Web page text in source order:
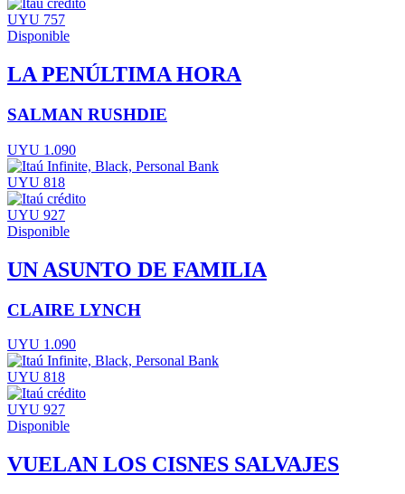
UYU 757
Disponible
LA PENÚLTIMA HORA
SALMAN RUSHDIE
UYU 1.090
UYU 818
UYU 927
Disponible
UN ASUNTO DE FAMILIA
CLAIRE LYNCH
UYU 1.090
UYU 818
UYU 927
Disponible
VUELAN LOS CISNES SALVAJES